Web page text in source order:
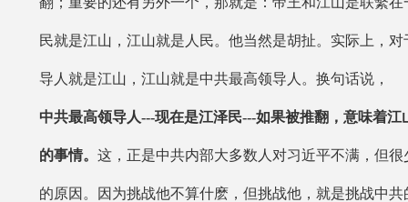
民就是江山，江山就是人民。他当然是胡扯。实际上，
导人就是江山，江山就是中共最高领导人。换句话说，
中共最高领导人---现在是江泽民---如果被推翻，意味着
的事情。 这，正是中共内部大多数人对习近平不满，但
的原因。因为挑战他不算什麽，但挑战他，就是挑战中